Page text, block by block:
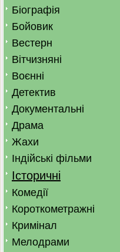
Біографія
Бойовик
Вестерн
Вітчизняні
Воєнні
Детектив
Документальні
Драма
Жахи
Індійські фільми
Історичні
Комедії
Короткометражні
Кримінал
Мелодрами